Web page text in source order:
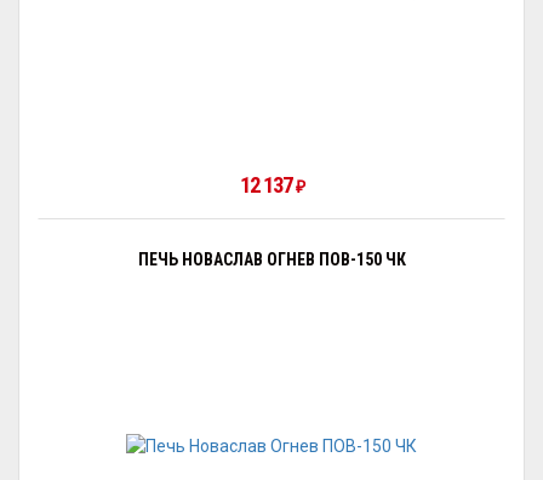
12 137₽
ПЕЧЬ НОВАСЛАВ ОГНЕВ ПОВ-150 ЧК